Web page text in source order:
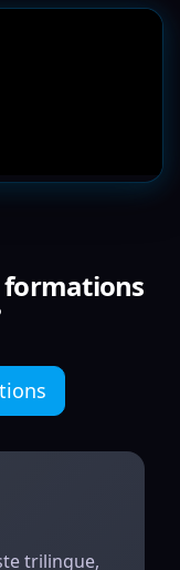
formations
trilingue,